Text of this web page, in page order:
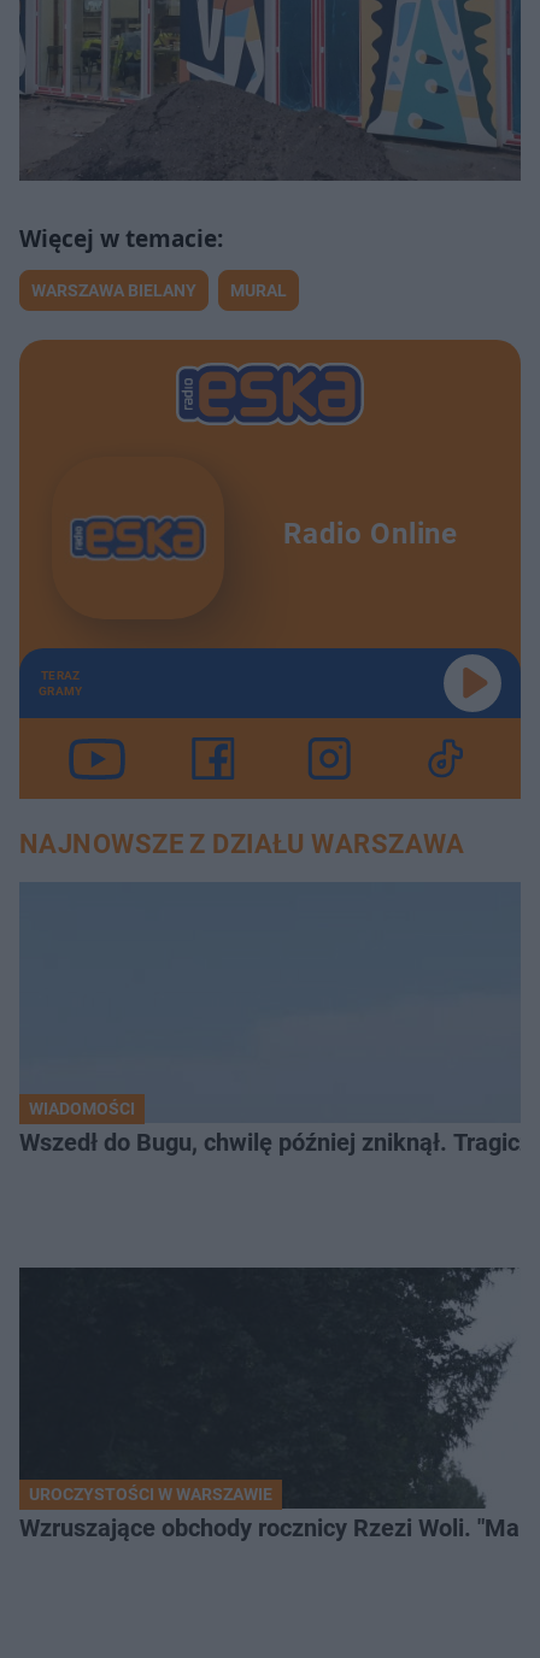
WARSZAWA BIELANY MURAL
Radio Online
TERAZ
GRAMY
NAJNOWSZE Z DZIAŁU WARSZAWA
WIADOMOŚCI
Wszedł do Bugu, chwilę później zniknął.
UROCZYSTOŚCI W WARSZAWIE
Wzruszające obchody rocznicy Rzezi Woli.